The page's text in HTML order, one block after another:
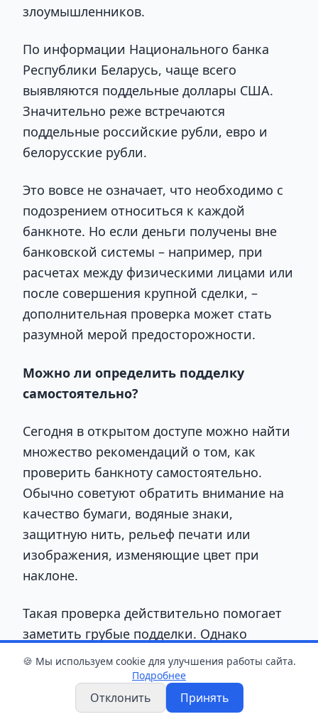
злоумышленников.
По информации Национального банка
Республики Беларусь, чаще всего
выявляются поддельные доллары США.
Значительно реже встречаются
поддельные российские рубли, евро и
белорусские рубли.
Это вовсе не означает, что необходимо с
подозрением относиться к каждой
банкноте. Но если деньги получены вне
банковской системы – например, при
расчетах между физическими лицами или
после совершения крупной сделки, –
дополнительная проверка может стать
разумной мерой предосторожности.
Можно ли определить подделку
самостоятельно?
Сегодня в открытом доступе можно найти
множество рекомендаций о том, как
проверить банкноту самостоятельно.
Обычно советуют обратить внимание на
качество бумаги, водяные знаки,
защитную нить, рельеф печати или
изображения, изменяющие цвет при
наклоне.
Такая проверка действительно помогает
заметить грубые подделки. Однако
современные технологии позволяют
изготавливать денежные знаки,
распознать которые без специальных
знаний, навыков и оборудования бывает
🍪 Мы используем cookie для улучшения работы сайта.
Подробнее
Отклонить Принять